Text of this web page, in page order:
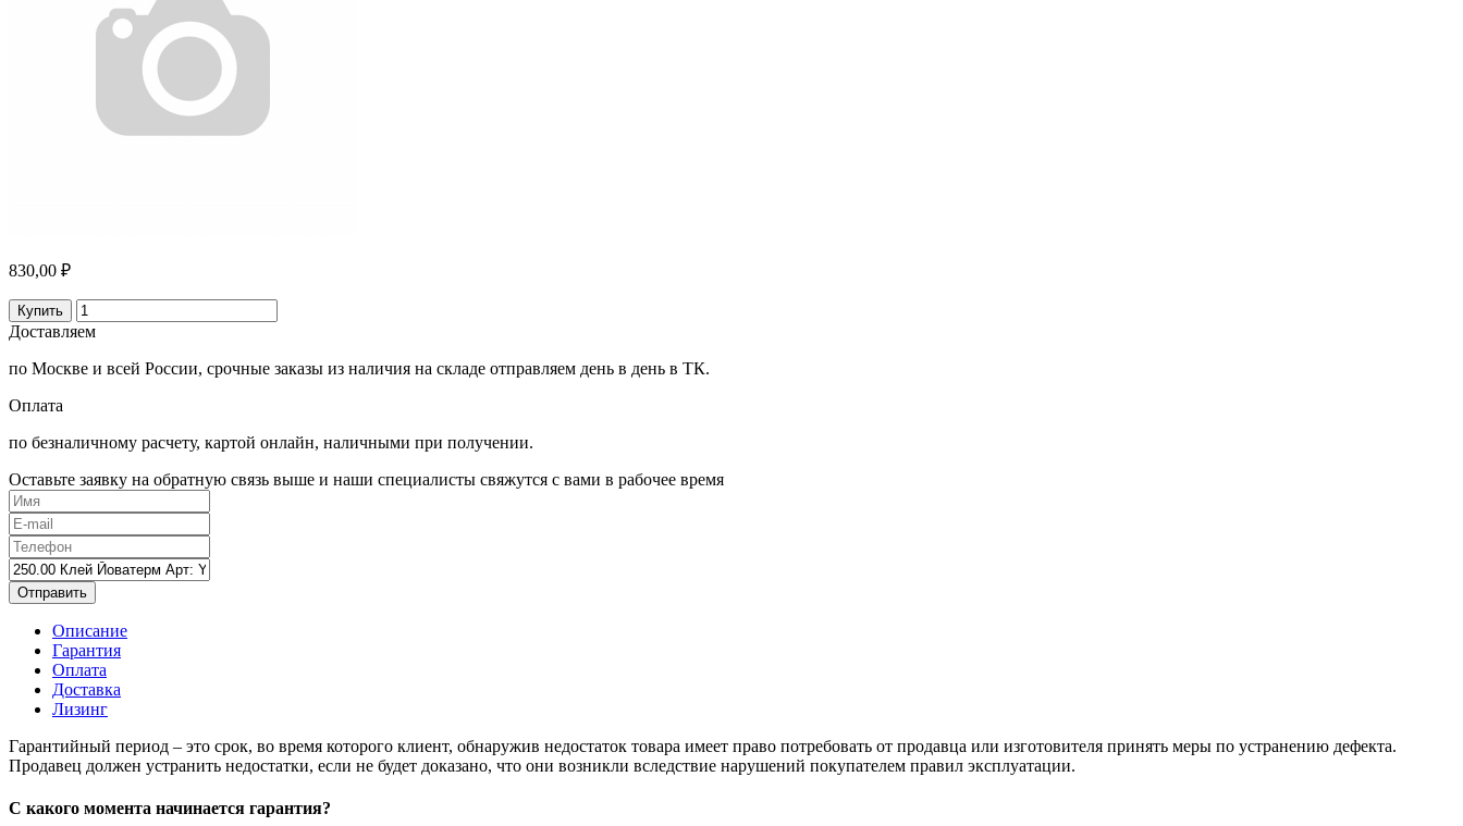
830,00 ₽
Купить
Доставляем
по Москве и всей России, срочные заказы из наличия на складе отправляем день в день в ТК.
Оплата
по безналичному расчету, картой онлайн, наличными при получении.
Оставьте заявку на обратную связь выше и наши специалисты свяжутся с вами в рабочее время
Отправить
Описание
Гарантия
Оплата
Доставка
Лизинг
Гарантийный период – это срок, во время которого клиент, обнаружив недостаток товара имеет право потребовать от продавца или изготовителя принять меры по устранению дефекта.
Продавец должен устранить недостатки, если не будет доказано, что они возникли вследствие нарушений покупателем правил эксплуатации.
С какого момента начинается гарантия?